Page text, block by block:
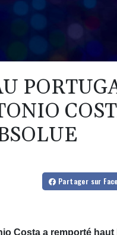
Partager sur
Costa a remporté